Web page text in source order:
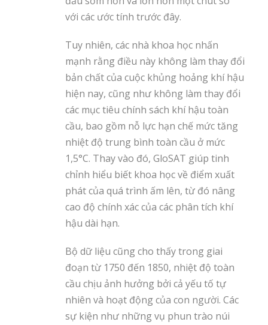
với các ước tính trước đây.
Tuy nhiên, các nhà khoa học nhấn
mạnh rằng điều này không làm thay đổi
bản chất của cuộc khủng hoảng khí hậu
hiện nay, cũng như không làm thay đổi
các mục tiêu chính sách khí hậu toàn
cầu, bao gồm nỗ lực hạn chế mức tăng
nhiệt độ trung bình toàn cầu ở mức
1,5°C. Thay vào đó, GloSAT giúp tinh
chỉnh hiểu biết khoa học về điểm xuất
phát của quá trình ấm lên, từ đó nâng
cao độ chính xác của các phân tích khí
hậu dài hạn.
Bộ dữ liệu cũng cho thấy trong giai
đoạn từ 1750 đến 1850, nhiệt độ toàn
cầu chịu ảnh hưởng bởi cả yếu tố tự
nhiên và hoạt động của con người. Các
sự kiện như những vụ phun trào núi